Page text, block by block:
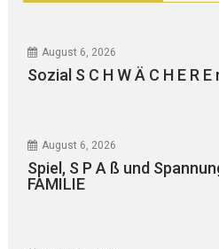
August 6, 2026
Sozial S C H W Ä C H E R
August 6, 2026
Spiel, S P A ß und
FAMILIE